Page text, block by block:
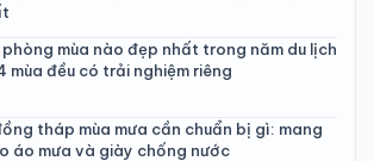
phòng mùa nào đẹp nhất trong năm du lịch
mùa đều có trải nghiệm riêng
tháp mùa mưa cần chuẩn bị gì: mang
áo mưa và giày chống nước